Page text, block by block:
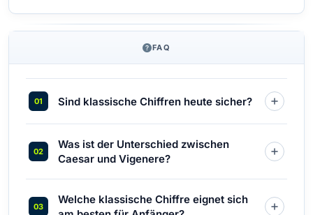
FAQ
Sind klassische Chiffren heute sicher?
Was ist der Unterschied zwischen
Caesar und Vigenere?
Welche klassische Chiffre eignet sich